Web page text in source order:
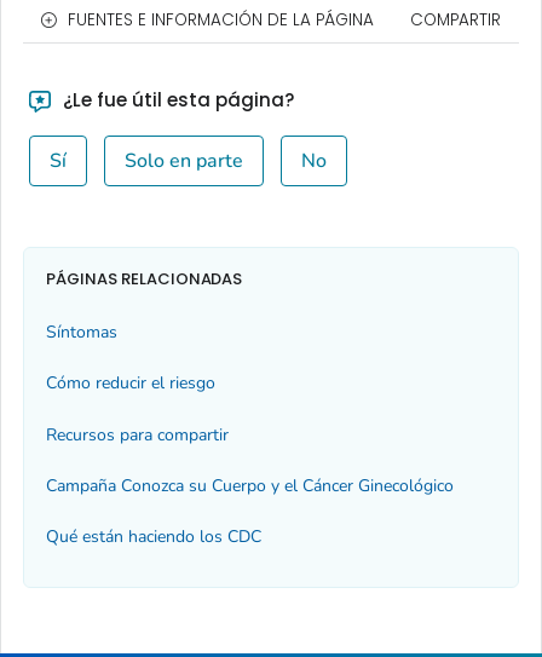
FUENTES E INFORMACIÓN DE LA PÁGINA COMPARTIR
¿Le fue útil esta página?
Sí Solo en parte No
PÁGINAS RELACIONADAS
Síntomas
Cómo reducir el riesgo
Recursos para compartir
Campaña Conozca su Cuerpo y el Cáncer Ginecológico
Qué están haciendo los CDC